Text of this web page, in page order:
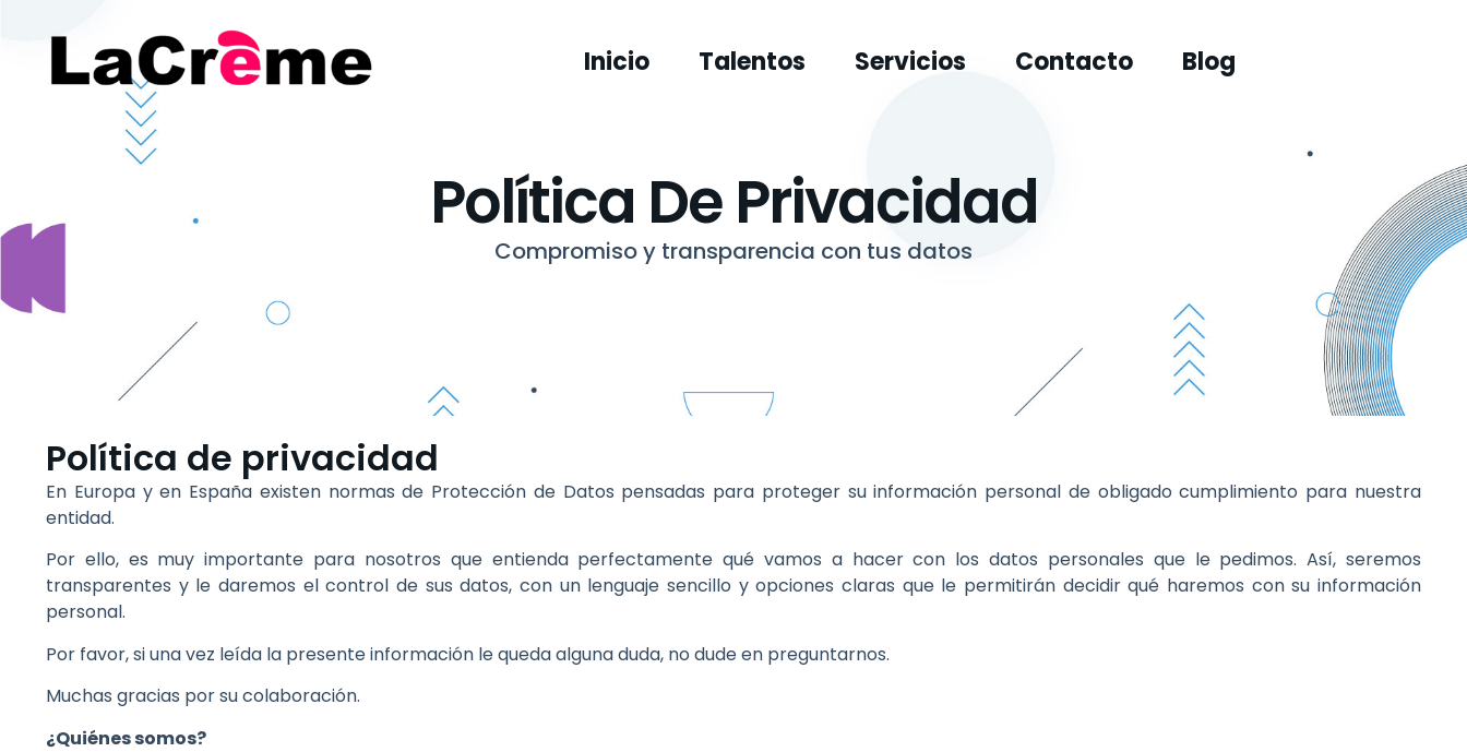
Inicio Talentos Servicios Contacto Blog
Política De Privacidad
Compromiso y transparencia con tus datos
Política de privacidad
En Europa y en España existen normas de Protección de Datos pensadas para proteger su información personal de obligado cumplimiento para nuestra
entidad.
Por ello, es muy importante para nosotros que entienda perfectamente qué vamos a hacer con los datos personales que le pedimos. Así, seremos
transparentes y le daremos el control de sus datos, con un lenguaje sencillo y opciones claras que le permitirán decidir qué haremos con su información
personal.
Por favor, si una vez leída la presente información le queda alguna duda, no dude en preguntarnos.
Muchas gracias por su colaboración.
¿Quiénes somos?